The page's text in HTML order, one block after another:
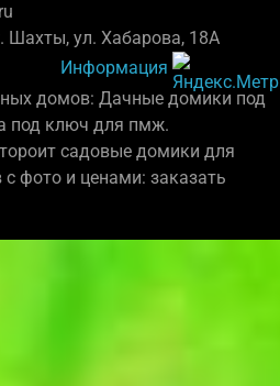
Шахты, ул. Хабарова, 18А
Информация
домов: Дачные домики под
под ключ для пмж.
садовые домики для
фото и ценами: заказать